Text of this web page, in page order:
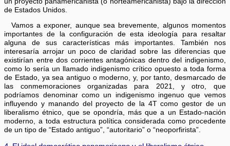
de Estados Unidos.
Vamos a exponer, aunque sea brevemente, algunos momentos
importantes de la configuración de esta ideología para resaltar
alguna de sus características más importantes. También nos
interesaría arrojar un poco de claridad sobre las diferencias que
existirían entre dos corrientes antagónicas dentro del indigenismo,
como lo sería un llamado indigenismo crítico opuesto a toda forma
de Estado, ya sea antiguo o moderno, y, por tanto, desmarcado de
las conmemoraciones organizadas para 2021, y otro, que
podríamos denominar como un indigenismo ingenuo que vemos
influyendo y manando del proyecto de la 4T como gestor de un
liberalismo étnico, que se opondría, más que a un Estado-nación
moderno, a toda estructura política considerada como procedente
de un tipo de “Estado antiguo”, “autoritario” o “neoporfirista”.